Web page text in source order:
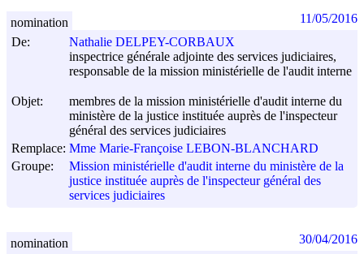
De:
Nathalie DELPEY-CORBAUX
inspectrice générale adjointe des services judiciaires,
responsable de la mission ministérielle de l'audit interne
Objet:
membres de la mission ministérielle d'audit interne du
ministère de la justice instituée auprès de l'inspecteur
général des services judiciaires
Remplace: Mme Marie-Françoise LEBON-BLANCHARD
Groupe:
Mission ministérielle d'audit interne du ministère de la
justice instituée auprès de l'inspecteur général des
services judiciaires
nomination 11/05/2016
nomination 30/04/2016